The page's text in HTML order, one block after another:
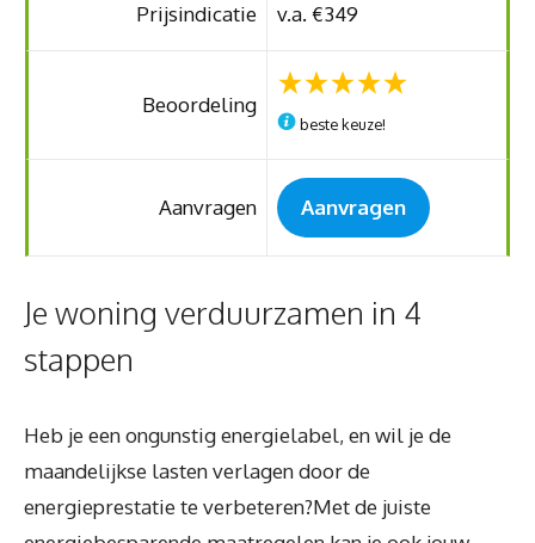
Prijsindicatie v.a. €349
Beoordeling
beste keuze!
Aanvragen Aanvragen
Je woning verduurzamen in 4
stappen
Heb je een ongunstig energielabel, en wil je de
maandelijkse lasten verlagen door de
energieprestatie te verbeteren?Met de juiste